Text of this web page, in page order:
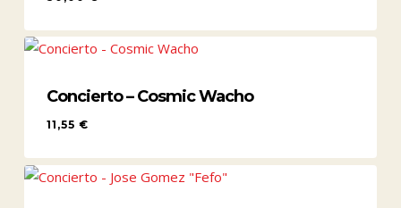
Concierto – Cosmic Wacho
11,55 €